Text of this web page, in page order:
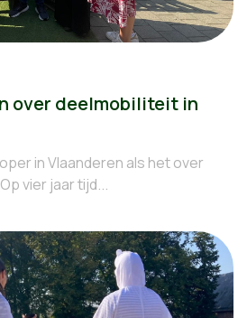
over deelmobiliteit in
in Vlaanderen als het over
vier jaar tijd...